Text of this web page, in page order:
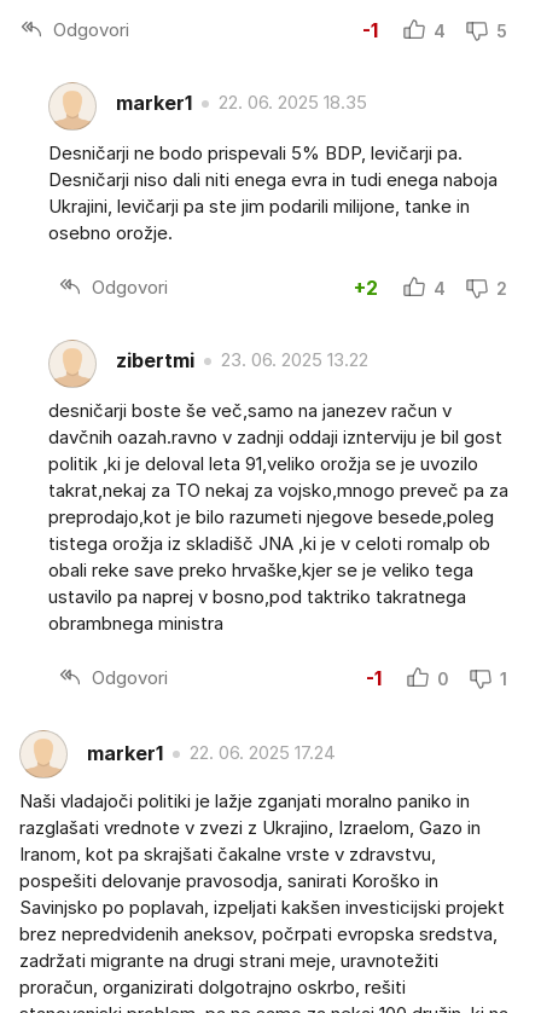
Odgovori -1 4 5
marker1 22. 06. 2025 18.35
Desničarji ne bodo prispevali 5% BDP, levičarji pa.
Desničarji niso dali niti enega evra in tudi enega naboja
Ukrajini, levičarji pa ste jim podarili milijone, tanke in
osebno orožje.
Odgovori +2 4 2
zibertmi 23. 06. 2025 13.22
desničarji boste še več,samo na janezev račun v
davčnih oazah.ravno v zadnji oddaji iznterviju je bil gost
politik ,ki je deloval leta 91,veliko orožja se je uvozilo
takrat,nekaj za TO nekaj za vojsko,mnogo preveč pa za
preprodajo,kot je bilo razumeti njegove besede,poleg
tistega orožja iz skladišč JNA ,ki je v celoti romalp ob
obali reke save preko hrvaške,kjer se je veliko tega
ustavilo pa naprej v bosno,pod taktriko takratnega
obrambnega ministra
Odgovori -1 0 1
marker1 22. 06. 2025 17.24
Naši vladajoči politiki je lažje zganjati moralno paniko in
razglašati vrednote v zvezi z Ukrajino, Izraelom, Gazo in
Iranom, kot pa skrajšati čakalne vrste v zdravstvu,
pospešiti delovanje pravosodja, sanirati Koroško in
Savinjsko po poplavah, izpeljati kakšen investicijski projekt
brez nepredvidenih aneksov, počrpati evropska sredstva,
zadržati migrante na drugi strani meje, uravnotežiti
proračun, organizirati dolgotrajno oskrbo, rešiti